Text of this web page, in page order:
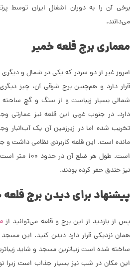
برخی آن را به دوران اشغال ایران توسط
می‌دانند.
معماری برج قلعه خمیر
امروز غیر از دو سردر که یکی در شمال و
قرار دارد و هم‌چنین برج شرقی آن، چیز
شمالی بسیار زیباست و از سنگ و گچ
دارد. در جنوب غربی این قلعه نیز عمارتی
تخریب شده اما در زیرزمین آن یک آب‌انبار
مانده است. این قلعه کاربردی نظامی داشت
است. طول هر
نیز خندق حفر کرده بودند.
پیشنهاد برای دیدن برج
پس از بازدید از این برج و قلعه می‌توانید از
ساخته شده است زیباترین مسجد و شاید
این مکان در شب نیز بسیار جذاب است زیرا